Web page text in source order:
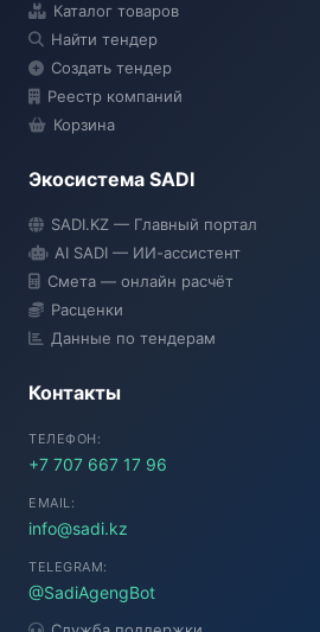
Каталог товаров
Найти тендер
Создать тендер
Реестр компаний
Корзина
Экосистема SADI
SADI.KZ — Главный портал
AI SADI — ИИ-ассистент
Смета — онлайн расчёт
Расценки
Данные по тендерам
Контакты
ТЕЛЕФОН:
+7 707 667 17 96
EMAIL:
info@sadi.kz
TELEGRAM:
@SadiAgengBot
● Подключение...